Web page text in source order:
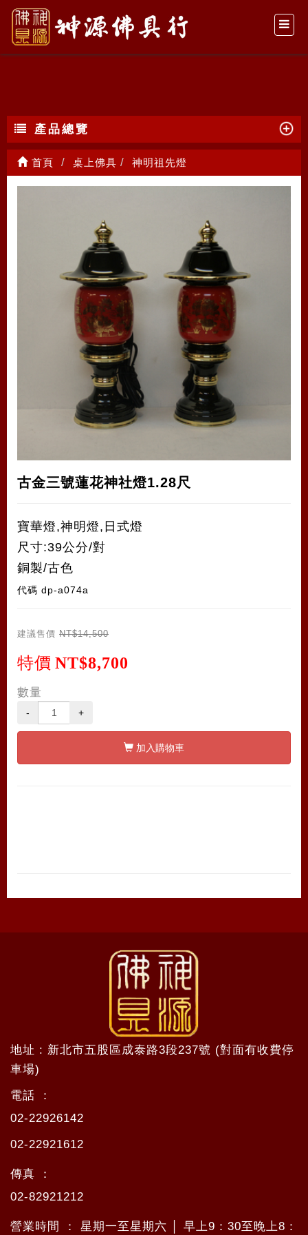
神明祖先燈
產品總覽
首頁 桌上佛具 神明祖先燈
古金三號蓮花神社燈1.28尺
寶華燈,神明燈,日式燈
尺寸:39公分/對
銅製/古色
代碼 dp-a074a
建議售價 NT$14,500
特價 NT$8,700
數量
- +
加入購物車
地址 : 新北市五股區成泰路3段237號 (對面有收費停
車場)
電話 ：
02-22926142
02-22921612
傳真 ：
02-82921212
營業時間 ： 星期一至星期六 │ 早上9：30至晚上8：